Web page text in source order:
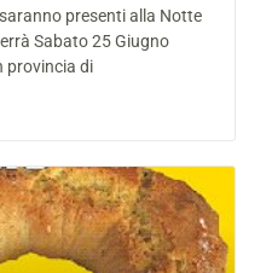
presenti alla Notte
Sabato 25 Giugno
provincia di